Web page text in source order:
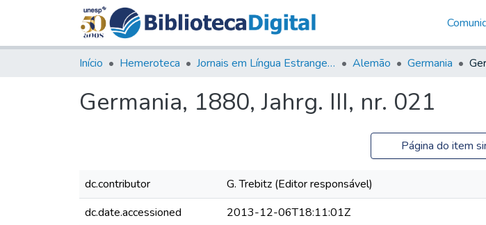
Início Hemeroteca Jornais em Língua Estrangeira Alemão Germania
Germania, 1880, Jahrg. III, nr. 021
Página do item
dc.contributor G. Trebitz (Editor responsável)
dc.date.accessioned
2013-12-06T18:11:01Z